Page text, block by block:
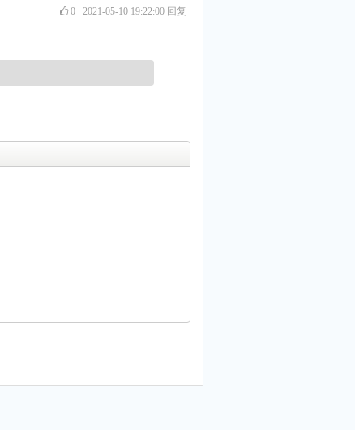
02021-05-10 19:22:00 回复